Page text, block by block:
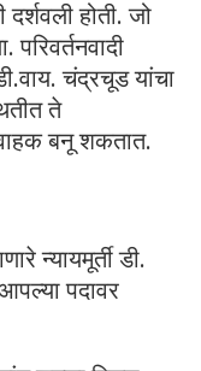
होती. जो
परिवर्तनवादी
चंद्रचूड यांचा
ते
बनू शकतात.
न्यायमूर्ती डी.
पदावर